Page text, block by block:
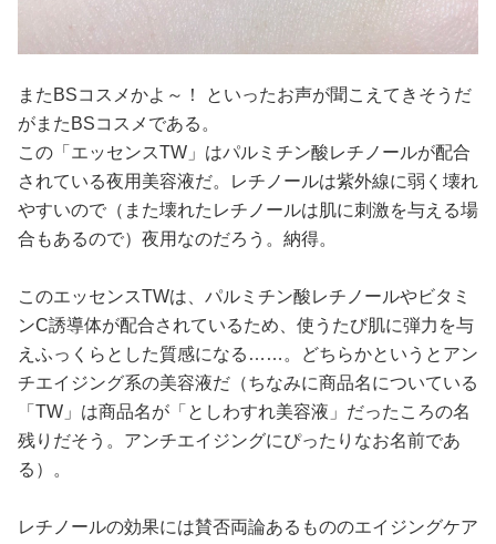
またBSコスメかよ～！ といったお声が聞こえてきそうだ
がまたBSコスメである。
この「エッセンスTW」はパルミチン酸レチノールが配合
されている夜用美容液だ。レチノールは紫外線に弱く壊れ
やすいので（また壊れたレチノールは肌に刺激を与える場
合もあるので）夜用なのだろう。納得。
このエッセンスTWは、パルミチン酸レチノールやビタミ
ンC誘導体が配合されているため、使うたび肌に弾力を与
えふっくらとした質感になる……。どちらかというとアン
チエイジング系の美容液だ（ちなみに商品名についている
「TW」は商品名が「としわすれ美容液」だったころの名
残りだそう。アンチエイジングにぴったりなお名前であ
る）。
レチノールの効果には賛否両論あるもののエイジングケア